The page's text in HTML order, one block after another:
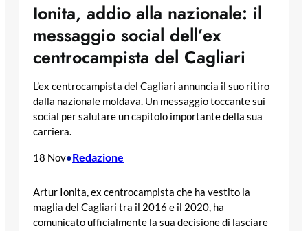
Ionita, addio alla nazionale: il
messaggio social dell’ex
centrocampista del Cagliari
L’ex centrocampista del Cagliari annuncia il suo ritiro
dalla nazionale moldava. Un messaggio toccante sui
social per salutare un capitolo importante della sua
carriera.
18 Nov•Redazione
Artur Ionita, ex centrocampista che ha vestito la
maglia del Cagliari tra il 2016 e il 2020, ha
comunicato ufficialmente la sua decisione di lasciare